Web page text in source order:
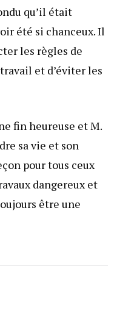
qu’il était
été si chanceux. Il
les règles de
et d’éviter les
fin heureuse et M.
sa vie et son
pour tous ceux
dangereux et
être une